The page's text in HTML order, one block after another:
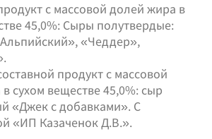
с массовой долей жира в
45,0%: Сыры полутвердые:
«Чеддер»,
продукт с массовой
сухом веществе 45,0%: сыр
«Джек с добавками». С
«ИП Казаченок Д.В.».